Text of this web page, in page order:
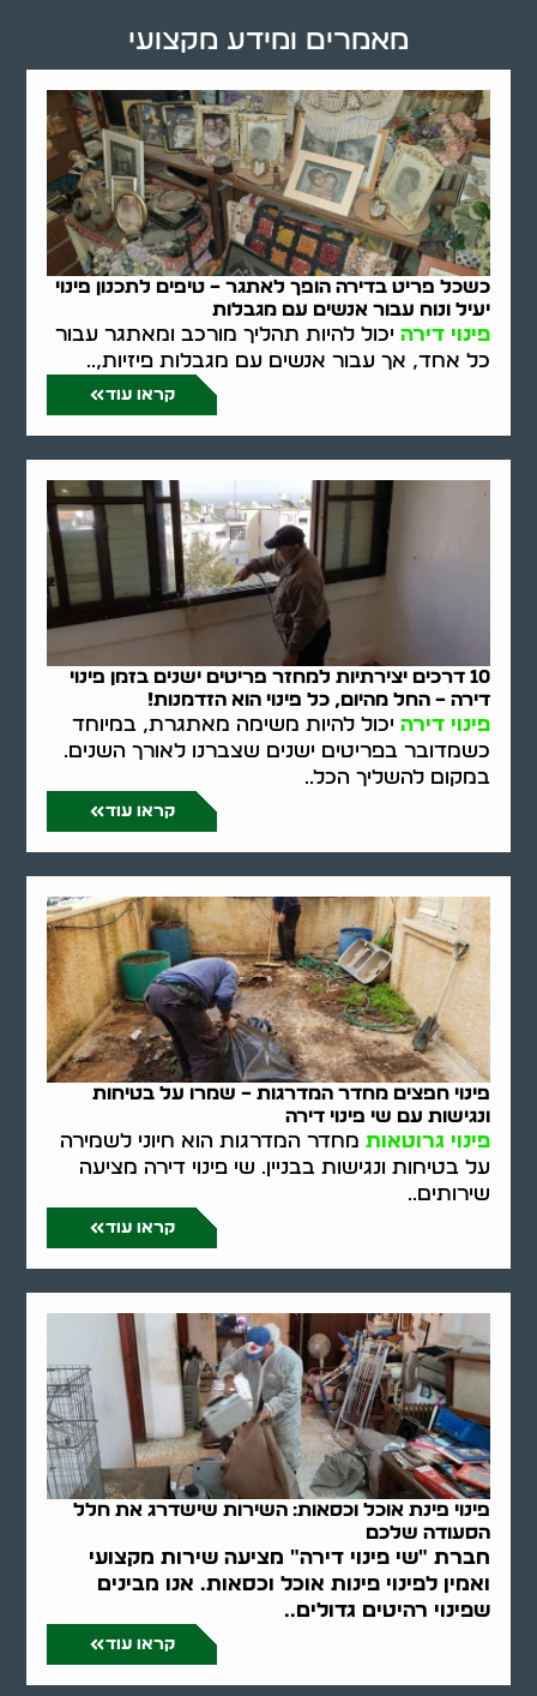
כשכל פריט בדירה הופך לאתגר – טיפים לתכנון פינוי
יעיל ונוח עבור אנשים עם מגבלות
פינוי דירה יכול להיות תהליך מורכב ומאתגר עבור
כל אחד, אך עבור אנשים עם מגבלות פיזיות,..
קראו עוד
10 דרכים יצירתיות למחזר פריטים ישנים בזמן פינוי
דירה – החל מהיום, כל פינוי הוא הזדמנות!
פינוי דירה יכול להיות משימה מאתגרת, במיוחד
כשמדובר בפריטים ישנים שצברנו לאורך השנים.
במקום להשליך הכל..
קראו עוד
פינוי חפצים מחדר המדרגות – שמרו על בטיחות
ונגישות עם שי פינוי דירה
פינוי גרוטאות מחדר המדרגות הוא חיוני לשמירה
על בטיחות ונגישות בבניין. שי פינוי דירה מציעה
שירותים..
קראו עוד
פינוי פינת אוכל וכסאות: השירות שישדרג את חלל
הסעודה שלכם
חברת "שי פינוי דירה" מציעה שירות מקצועי
ואמין לפינוי פינות אוכל וכסאות. אנו מבינים
שפינוי רהיטים גדולים..
קראו עוד
מאמרים ומידע מקצועי